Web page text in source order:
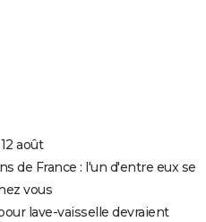
août
de France : l'un d'entre eux se
vous
lave-vaisselle devraient